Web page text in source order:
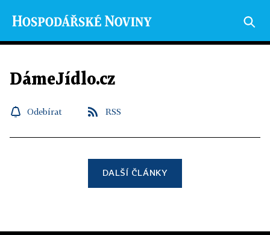
DámeJídlo.cz
Odebírat RSS
DALŠÍ ČLÁNKY